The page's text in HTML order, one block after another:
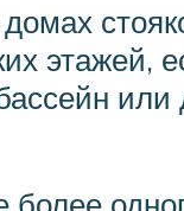
домах
этажей,
или